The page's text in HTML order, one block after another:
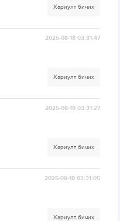
Хариулт бичих
2025-08-18 03:31:47
Хариулт бичих
2025-08-18 03:31:27
Хариулт бичих
2025-08-18 03:31:05
Хариулт бичих